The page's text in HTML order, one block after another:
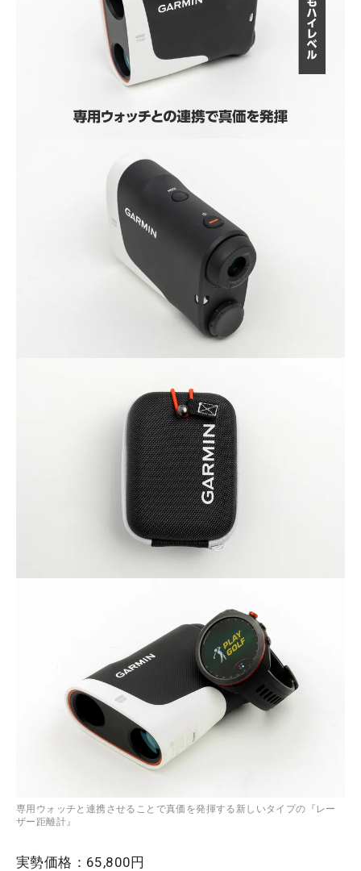
専用ウォッチと連携させることで真価を発揮する新しいタイプの『レー
ザー距離計』
実勢価格：65,800円